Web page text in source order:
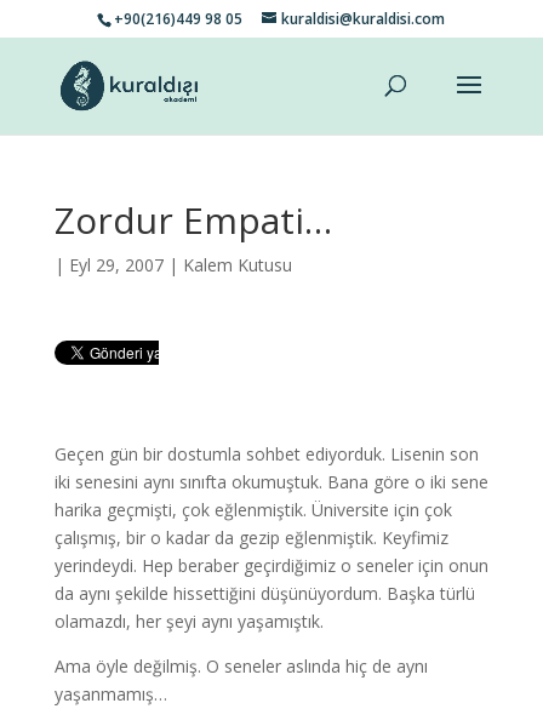
+90(216)449 98 05 kuraldisi@kuraldisi.com
Zordur Empati…
| Eyl 29, 2007 | Kalem Kutusu
Geçen gün bir dostumla sohbet ediyorduk. Lisenin son
iki senesini aynı sınıfta okumuştuk. Bana göre o iki sene
harika geçmişti, çok eğlenmiştik. Üniversite için çok
çalışmış, bir o kadar da gezip eğlenmiştik. Keyfimiz
yerindeydi. Hep beraber geçirdiğimiz o seneler için onun
da aynı şekilde hissettiğini düşünüyordum. Başka türlü
olamazdı, her şeyi aynı yaşamıştık.
Ama öyle değilmiş. O seneler aslında hiç de aynı
yaşanmamış…